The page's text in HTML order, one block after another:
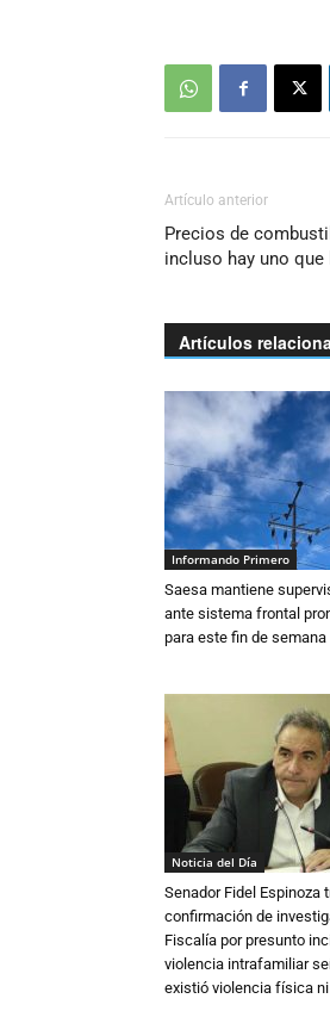
Artículo anterior
Precios de
incluso hay uno que
Artículos
Informando Primero
Saesa mantiene
ante sistema frontal
para este fin de semana
Noticia del Día
Senador Fidel Espinoza
confirmación de
Fiscalía por presunto
violencia intrafamiliar
existió violencia física ni